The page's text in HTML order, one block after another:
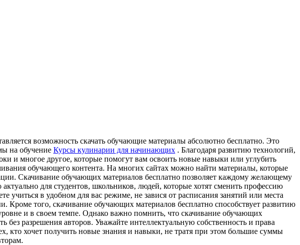
возможность скачать обучающие материалы абсолютно бесплатно. Это
на обучение Курсы кулинарии для начинающих . Благодаря развитию технологий,
и многое другое, которые помогут вам освоить новые навыки или углубить
обучающего контента. На многих сайтах можно найти материалы, которые
Скачивание обучающих материалов бесплатно позволяет каждому желающему
для студентов, школьников, людей, которые хотят сменить профессию
в удобном для вас режиме, не завися от расписания занятий или места
Кроме того, скачивание обучающих материалов бесплатно способствует развитию
и в своем темпе. Однако важно помнить, что скачивание обучающих
без разрешения авторов. Уважайте интеллектуальную собственность и права
кто хочет получить новые знания и навыки, не тратя при этом большие суммы